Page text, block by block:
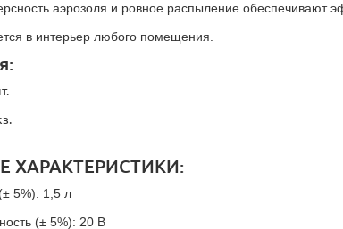
аэрозоля и ровное распыление обеспечивают
в интерьер любого помещения.
ХАРАКТЕРИСТИКИ:
5%): 1,5 л
(± 5%): 20 В